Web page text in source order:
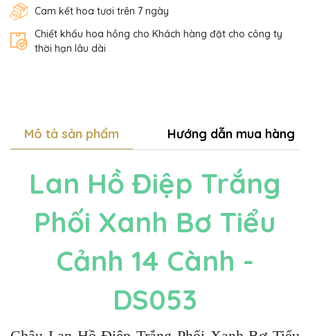
Cam kết hoa tươi trên 7 ngày
Chiết khấu hoa hồng cho Khách hàng đặt cho công ty
thời hạn lâu dài
Mô tả sản phẩm Hướng dẫn mua hàng
Lan Hồ Điệp Trắng
Phối Xanh Bơ Tiểu
Cảnh 14 Cành -
DS053